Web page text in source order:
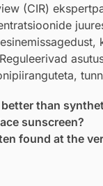
(CIR)
than
sunscreen?
found at the